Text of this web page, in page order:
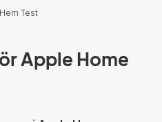
Test
Apple Home